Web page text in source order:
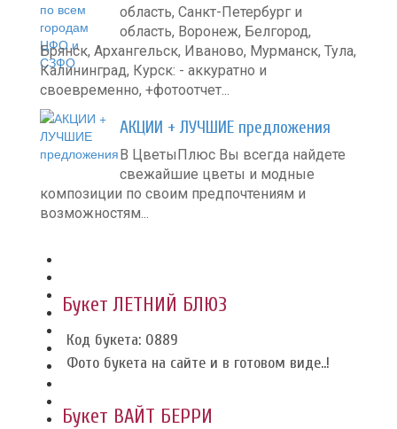
область, Санкт-Петербург и
область, Воронеж, Белгород,
Брянск, Архангельск, Иваново, Мурманск, Тула,
Калининград, Курск: - аккуратно и
своевременно, +фотоотчет...
АКЦИИ + ЛУЧШИЕ предложения
В ЦветыПлюс Вы всегда найдете
свежайшие цветы и модные
композиции по своим предпочтениям и
возможностям...
Букет ЛЕТНИЙ БЛЮЗ
Код букета: 0889
Фото букета на сайте и в готовом виде..!
Букет ВАЙТ БЕРРИ